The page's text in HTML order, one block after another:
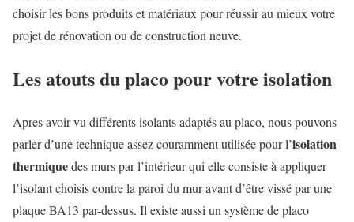
choisir les bons produits et matériaux pour réussir au mieux votre
projet de rénovation ou de construction neuve.
Les atouts du placo pour votre isolation
Apres avoir vu différents isolants adaptés au placo, nous pouvons
parler d’une technique assez couramment utilisée pour l’isolation
thermiquedes murs par l’intérieur qui elle consiste à appliquer
l’isolant choisis contre la paroi du mur avant d’être vissé par une
plaque BA13 par-dessus. Il existe aussi un système de placo